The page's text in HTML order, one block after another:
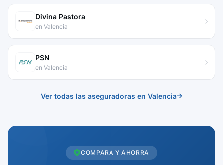
Divina Pastora
en Valencia
PSN
en Valencia
Ver todas las aseguradoras en Valencia
COMPARA Y AHORRA